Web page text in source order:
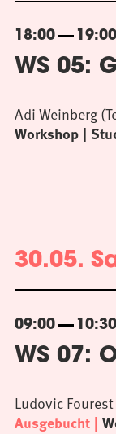
18:00 19:00
WS 05:
Workshop
Adi Weinberg
30.05.
09:00 10:30
WS 07:
Ausgebucht
Ludovic Fourest